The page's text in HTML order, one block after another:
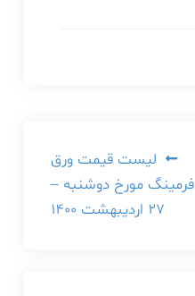
لیست قیمت ورق
فرمینگ مورخ دوشنبه –
۲۷ اردیبهشت ۱۴۰۰